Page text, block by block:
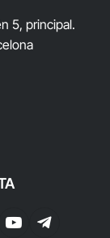
5, principal.
YouTubeTelegram